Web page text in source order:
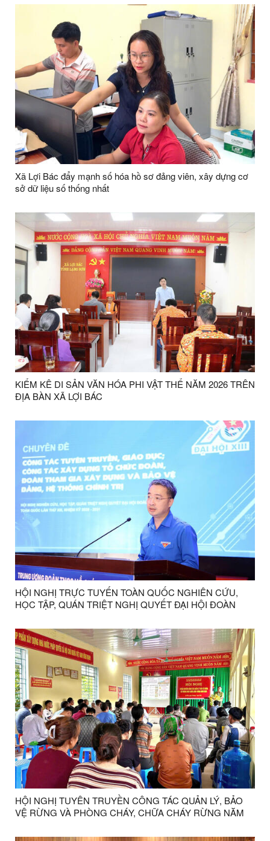
Xã Lợi Bác đẩy mạnh số hóa hồ sơ đảng viên, xây dựng cơ
sở dữ liệu số thống nhất
KIỂM KÊ DI SẢN VĂN HÓA PHI VẬT THỂ NĂM 2026 TRÊN
ĐỊA BÀN XÃ LỢI BÁC
HỘI NGHỊ TRỰC TUYẾN TOÀN QUỐC NGHIÊN CỨU,
HỌC TẬP, QUÁN TRIỆT NGHỊ QUYẾT ĐẠI HỘI ĐOÀN
HỘI NGHỊ TUYÊN TRUYỀN CÔNG TÁC QUẢN LÝ, BẢO
VỆ RỪNG VÀ PHÒNG CHÁY, CHỮA CHÁY RỪNG NĂM